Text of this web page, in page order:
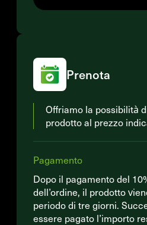
Prenota
Offriamo la possibilità
prodotto al prezzo
Pagamento
Dopo il pagamento del
dell’ordine, il prodotto
periodo di tre giorni.
essere pagato l’importo